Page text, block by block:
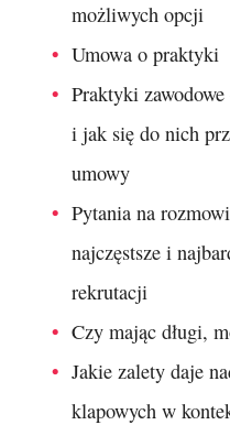
możliwych opcji
Umowa o praktyki
Praktyki
i jak się do nich
umowy
Pytania na
najczęstsze i
rekrutacji
Czy mając długi,
Jakie zalety daje
klapowych w